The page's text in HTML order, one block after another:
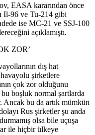
EASA kararından önce
Il-96 ve Tu-214 gibi
ise MC-21 ve SSJ-100
açıklamıştı.
ZOR’
dış hat
havayolu şirketlere
çok zor olduğunu
boşluk normal şartlarda
Ancak bu da artık mümkün
Rus şirketler şu anda
olsa bile uçuşa
ile hiçbir ülkeye